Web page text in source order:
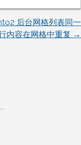
后台网格列表同一
内容在网格中重复 →